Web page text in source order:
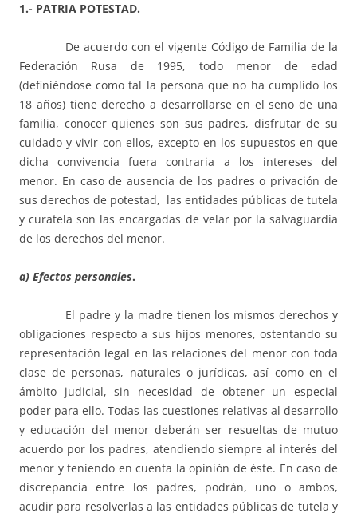
1.- PATRIA POTESTAD.
De acuerdo con el vigente Código de Familia de la
Federación Rusa de 1995, todo menor de edad
(definiéndose como tal la persona que no ha cumplido los
18 años) tiene derecho a desarrollarse en el seno de una
familia, conocer quienes son sus padres, disfrutar de su
cuidado y vivir con ellos, excepto en los supuestos en que
dicha convivencia fuera contraria a los intereses del
menor. En caso de ausencia de los padres o privación de
sus derechos de potestad, las entidades públicas de tutela
y curatela son las encargadas de velar por la salvaguardia
de los derechos del menor.
a) Efectos personales.
El padre y la madre tienen los mismos derechos y
obligaciones respecto a sus hijos menores, ostentando su
representación legal en las relaciones del menor con toda
clase de personas, naturales o jurídicas, así como en el
ámbito judicial, sin necesidad de obtener un especial
poder para ello. Todas las cuestiones relativas al desarrollo
y educación del menor deberán ser resueltas de mutuo
acuerdo por los padres, atendiendo siempre al interés del
menor y teniendo en cuenta la opinión de éste. En caso de
discrepancia entre los padres, podrán, uno o ambos,
acudir para resolverlas a las entidades públicas de tutela y